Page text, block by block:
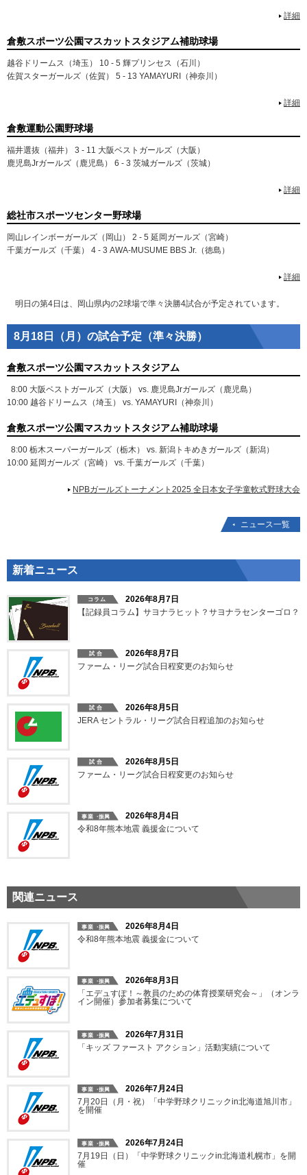
詳細
倉敷スポーツ公園マスカットスタジアム補助球場
越谷ドリームス（埼玉） 10 - 5 輝プリンセス（石川）
佐賀スターガールズ（佐賀） 5 - 13 YAMAYURI（神奈川）
詳細
倉敷運動公園野球場
福井選抜（福井） 3 - 11 大阪ベストガールズ（大阪）
鹿児島Jrガールズ（鹿児島） 6 - 3 茨城ガールズ（茨城）
詳細
総社市スポーツセンター野球場
岡山レインボーガールズ（岡山） 2 - 5 延岡ガールズ（宮崎）
千葉ガールズ（千葉） 4 - 3 AWA-MUSUME BBS Jr.（徳島）
詳細
明日の第4日は、岡山県内の2球場で準々決勝4試合が予定されています。
8月18日（月）の試合予定（準々決勝）
倉敷スポーツ公園マスカットスタジアム
8:00 大阪ベストガールズ（大阪） vs. 鹿児島Jrガールズ（鹿児島）
10:00 越谷ドリームス（埼玉） vs. YAMAYURI（神奈川）
倉敷スポーツ公園マスカットスタジアム補助球場
8:00 栃木スーパーガールズ（栃木） vs. 新潟トキめきガールズ（新潟）
10:00 延岡ガールズ（宮崎） vs. 千葉ガールズ（千葉）
NPBガールズトーナメント2025 全日本女子学童軟式野球大会
ニュース一覧
新着ニュース
2026年8月7日
【記録員コラム】サヨナラヒット？サヨナラセンターゴロ？
2026年8月7日
ファーム・リーグ試合日程変更のお知らせ
2026年8月5日
JERA セントラル・リーグ試合日程追加のお知らせ
2026年8月5日
ファーム・リーグ試合日程変更のお知らせ
2026年8月4日
令和8年熊本地震 義援金について
関連ニュース
2026年8月4日
令和8年熊本地震 義援金について
2026年8月3日
「エデュすぽ！～教員のための体育授業研究会～」（オンラ
イン開催）参加者募集について
2026年7月31日
「キッズ ファースト アクション」活動実績について
2026年7月24日
7月20日（月・祝）「中学野球クリニックin北海道旭川市」
を開催
2026年7月24日
7月19日（日）「中学野球クリニックin北海道札幌市」を開
催